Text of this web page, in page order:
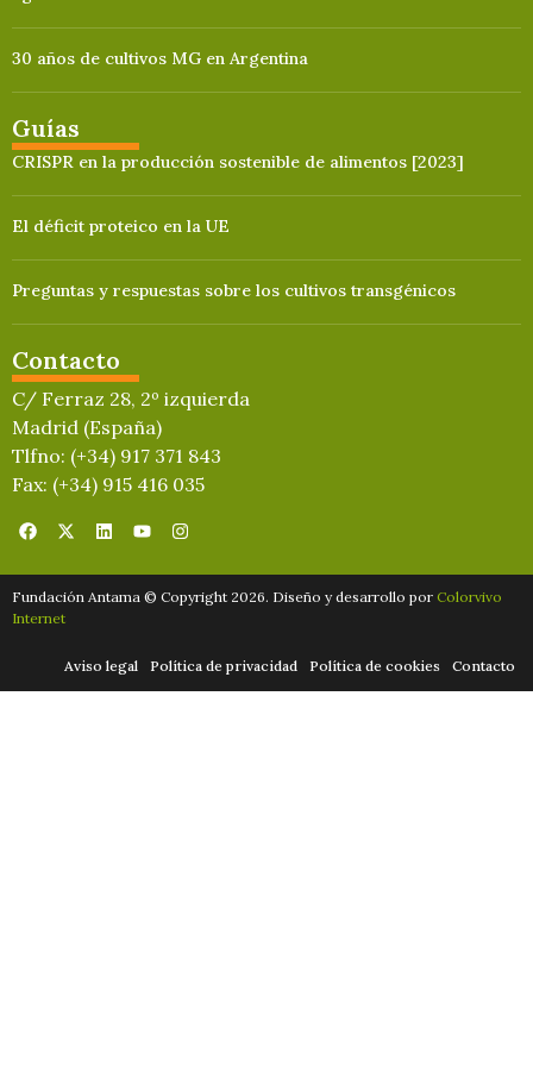
30 años de cultivos MG en Argentina
Guías
CRISPR en la producción sostenible de alimentos [2023]
El déficit proteico en la UE
Preguntas y respuestas sobre los cultivos transgénicos
Contacto
C/ Ferraz 28, 2º izquierda
Madrid (España)
Tlfno: (+34) 917 371 843
Fax: (+34) 915 416 035
Fundación Antama © Copyright 2026. Diseño y desarrollo por Colorvivo
Internet
Aviso legal Política de privacidad Política de cookies Contacto